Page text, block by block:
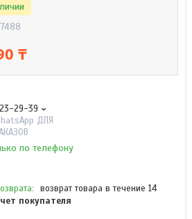
₸
29-39
ДЛЯ
по телефону
возврат товара в течение 14
покупателя